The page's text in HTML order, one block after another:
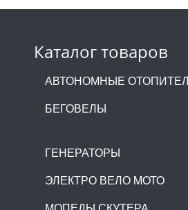
Каталог товаров
АВТОНОМНЫЕ
БЕГОВЕЛЫ
ГЕНЕРАТОРЫ
ЭЛЕКТРО ВЕЛО MOTO